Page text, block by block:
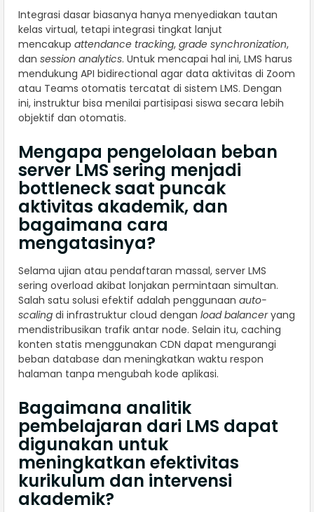
Integrasi dasar biasanya hanya menyediakan tautan
kelas virtual, tetapi integrasi tingkat lanjut
mencakup attendance tracking, grade synchronization,
dan session analytics. Untuk mencapai hal ini, LMS harus
mendukung API bidirectional agar data aktivitas di Zoom
atau Teams otomatis tercatat di sistem LMS. Dengan
ini, instruktur bisa menilai partisipasi siswa secara lebih
objektif dan otomatis.
Mengapa pengelolaan beban
server LMS sering menjadi
bottleneck saat puncak
aktivitas akademik, dan
bagaimana cara
mengatasinya?
Selama ujian atau pendaftaran massal, server LMS
sering overload akibat lonjakan permintaan simultan.
Salah satu solusi efektif adalah penggunaan auto-
scaling di infrastruktur cloud dengan load balanceryang
mendistribusikan trafik antar node. Selain itu, caching
konten statis menggunakan CDN dapat mengurangi
beban database dan meningkatkan waktu respon
halaman tanpa mengubah kode aplikasi.
Bagaimana analitik
pembelajaran dari LMS dapat
digunakan untuk
meningkatkan efektivitas
kurikulum dan intervensi
akademik?